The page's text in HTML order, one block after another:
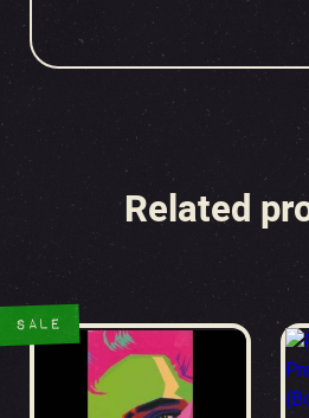
Related
SALE